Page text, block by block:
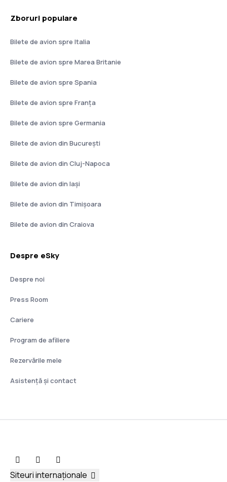
Zboruri populare
Bilete de avion spre Italia
Bilete de avion spre Marea Britanie
Bilete de avion spre Spania
Bilete de avion spre Franţa
Bilete de avion spre Germania
Bilete de avion din București
Bilete de avion din Cluj-Napoca
Bilete de avion din Iași
Bilete de avion din Timișoara
Bilete de avion din Craiova
Despre eSky
Despre noi
Press Room
Cariere
Program de afiliere
Rezervările mele
Asistenţă şi contact
Siteuri internaționale